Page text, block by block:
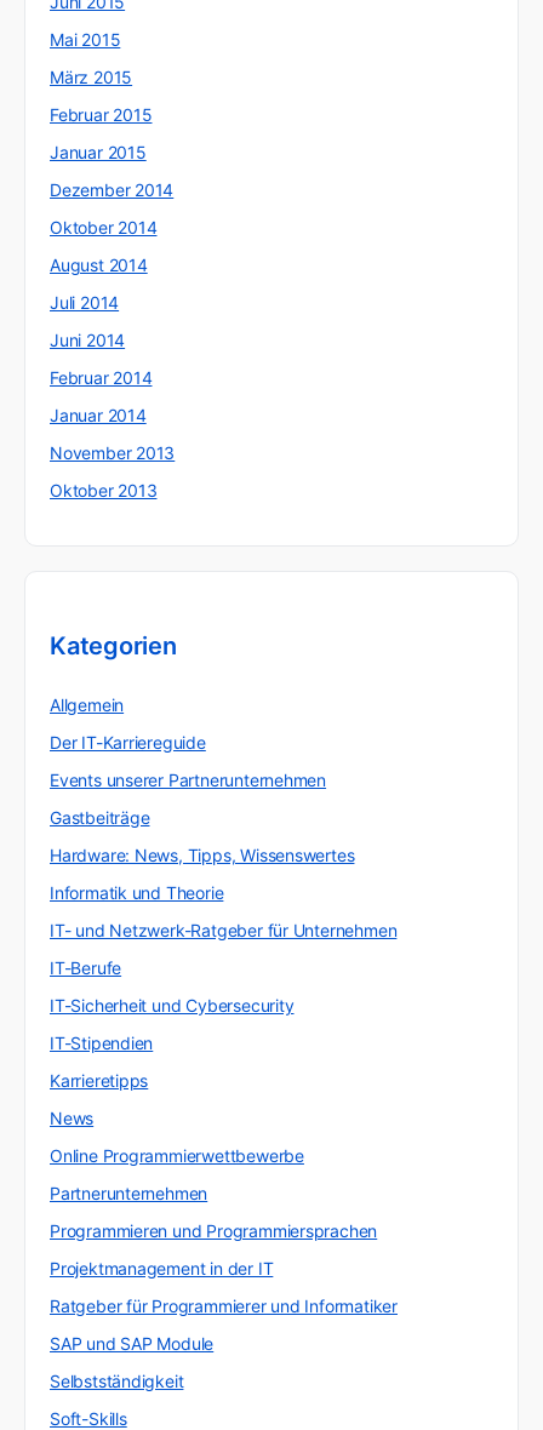
Mai 2015
März 2015
Februar 2015
Januar 2015
Dezember 2014
Oktober 2014
August 2014
Juli 2014
Juni 2014
Februar 2014
Januar 2014
November 2013
Oktober 2013
Kategorien
Allgemein
Der IT-Karriereguide
Events unserer Partnerunternehmen
Gastbeiträge
Hardware: News, Tipps, Wissenswertes
Informatik und Theorie
IT- und Netzwerk-Ratgeber für Unternehmen
IT-Berufe
IT-Sicherheit und Cybersecurity
IT-Stipendien
Karrieretipps
News
Online Programmierwettbewerbe
Partnerunternehmen
Programmieren und Programmiersprachen
Projektmanagement in der IT
Ratgeber für Programmierer und Informatiker
SAP und SAP Module
Selbstständigkeit
Soft-Skills